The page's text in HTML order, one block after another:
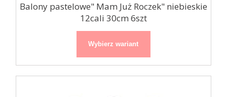
Balony pastelowe" Mam Już Roczek" niebieskie
12cali 30cm 6szt
Wybierz wariant